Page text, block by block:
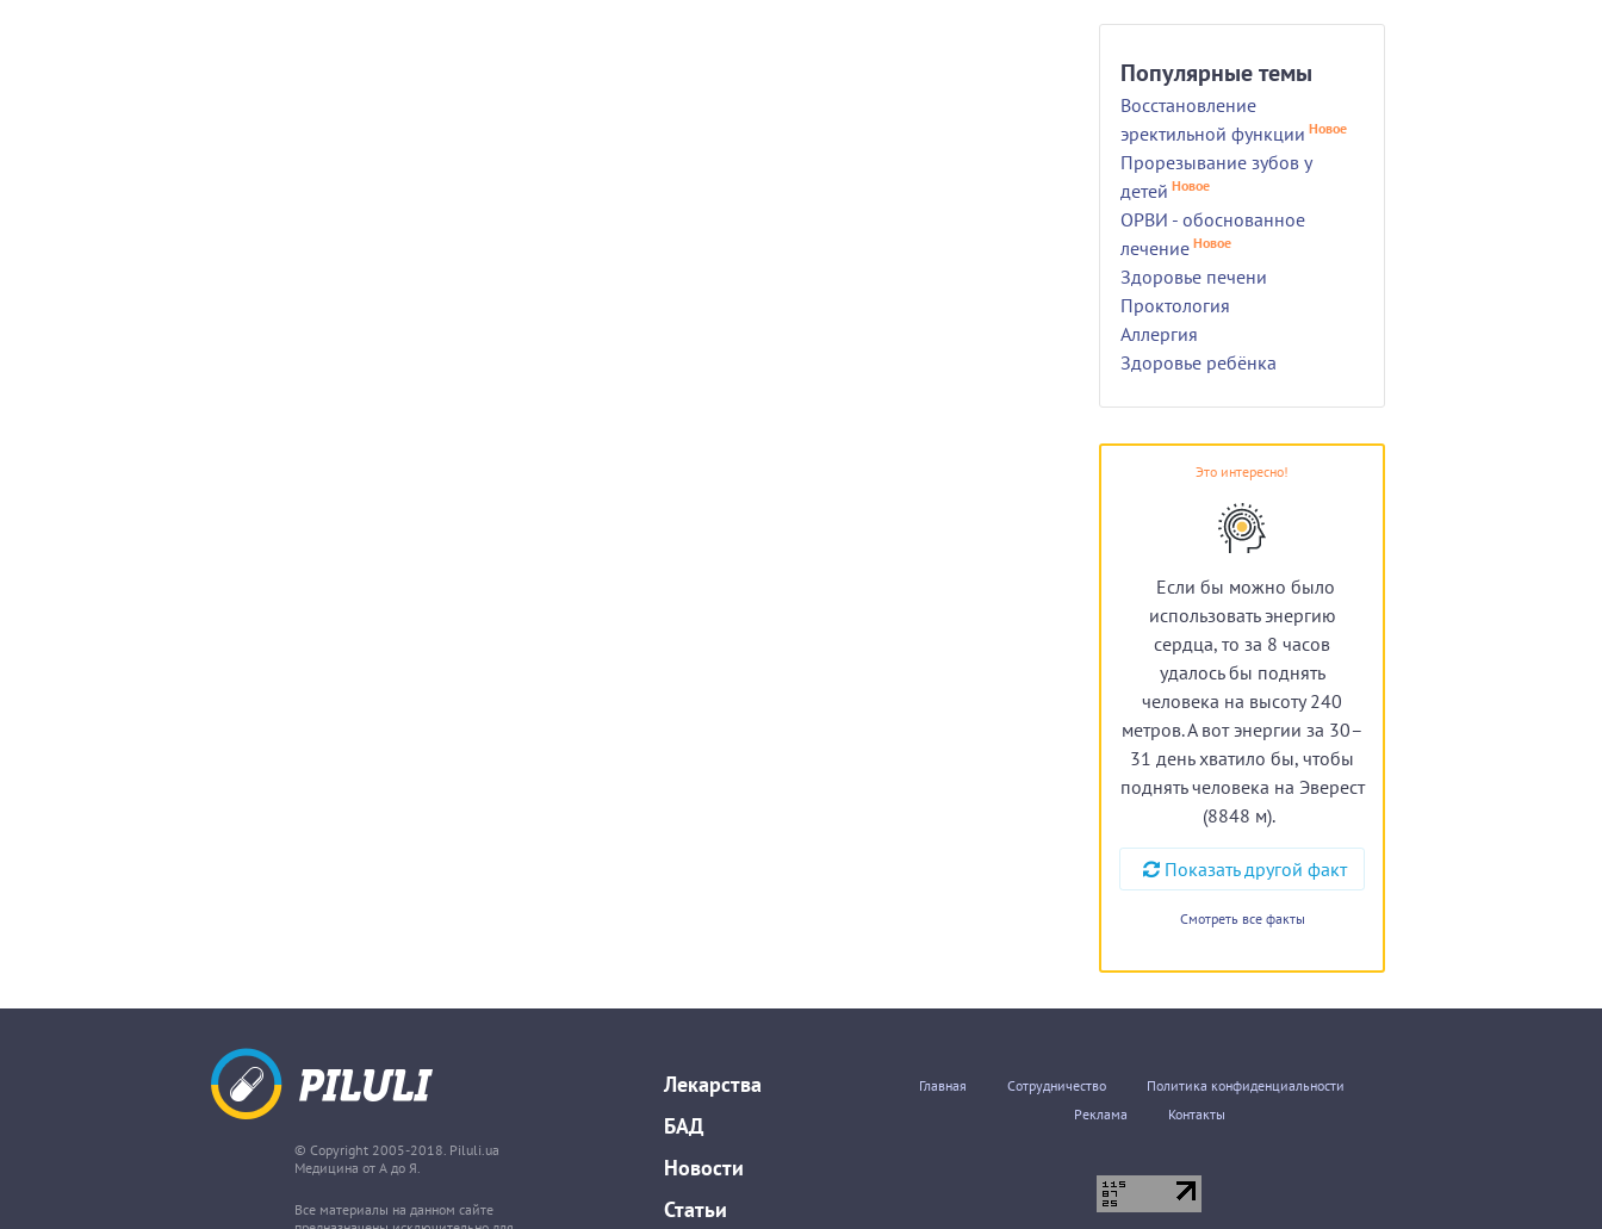
Популярные темы
Восстановление
эректильной функции Новое
Прорезывание зубов у
детей Новое
ОРВИ - обоснованное
лечение Новое
Здоровье печени
Проктология
Аллергия
Здоровье ребёнка
Это интересно!
Если бы можно было
использовать энергию
сердца, то за 8 часов
удалось бы поднять
человека на высоту 240
метров. А вот энергии за 30–
31 день хватило бы, чтобы
поднять человека на Эверест
(8848 м).
Показать другой факт
Смотреть все факты
© Copyright 2005-2018. Piluli.ua
Медицина от А до Я.
Все материалы на данном сайте
Лекарства
БАД
Новости
Статьи
Главная Сотрудничество
Политика конфиденциальности
Реклама
Контакты